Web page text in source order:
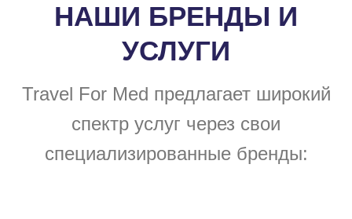
НАШИ БРЕНДЫ И
УСЛУГИ
Travel For Med предлагает широкий
спектр услуг через свои
специализированные бренды: